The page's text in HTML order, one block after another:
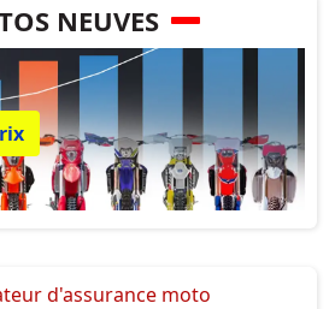
NEUVES
d'assurance moto